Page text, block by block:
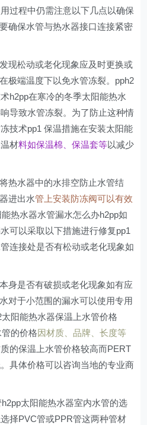
过程中仍需注意以下几点以确保
确保水管与热水器接口连接紧密
现松动或老化现象应及时更换或
极端温度下以免水管冻裂。pph2
h2pp在寒冷的冬季太阳能热水
导致水管冻裂。为了防止这种情
技术pp1 保温措施在安装太阳能
材料如保温棉、保温套等以减少
热水器中的水排空防止水管结
进出水管上安装防冻阀可以有效
能热水器水管漏水怎么办h2pp如
可以采取以下措施进行修复pp1
连接处是否有松动或老化现象如
身是否有破损或老化现象如有应
对于小范围的漏水可以使用专用
阳能热水器保温上水管价格
的价格因材质、品牌、长度等
的保温上水管价格较高而PERT
具体价格可以咨询当地的专业商
太阳能热水器室内水管的选
择PVC管或PPR管这两种管材